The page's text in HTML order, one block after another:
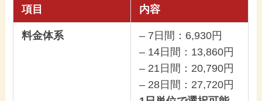
項目 内容
料金体系
– 7日間：6,930円
– 14日間：13,860円
– 21日間：20,790円
– 28日間：27,720円